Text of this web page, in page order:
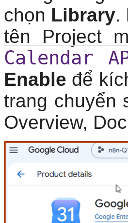
chọn Library.
tên Project
Calendar
Enable để
trang chuyển
Overview,